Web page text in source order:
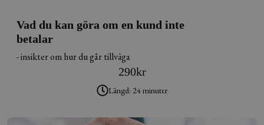
Vad du kan göra om en kund inte
betalar
- insikter om hur du går tillväga
290kr
Längd: 24 minuter